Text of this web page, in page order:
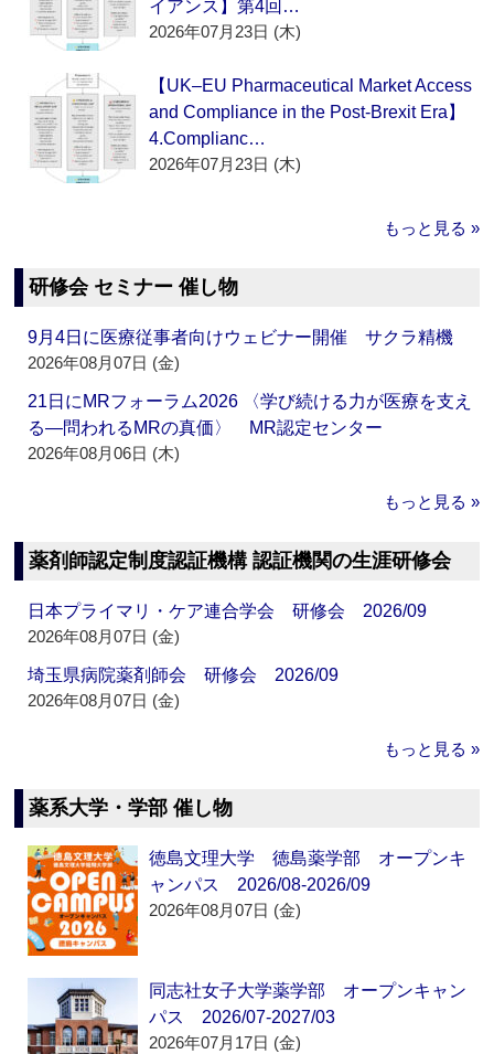
イアンス】第4回…
2026年07月23日 (木)
【UK–EU Pharmaceutical Market Access
and Compliance in the Post-Brexit Era】
4.Complianc…
2026年07月23日 (木)
もっと見る »
研修会 セミナー 催し物
9月4日に医療従事者向けウェビナー開催 サクラ精機
2026年08月07日 (金)
21日にMRフォーラム2026 〈学び続ける力が医療を支え
る―問われるMRの真価〉 MR認定センター
2026年08月06日 (木)
もっと見る »
薬剤師認定制度認証機構 認証機関の生涯研修会
日本プライマリ・ケア連合学会 研修会 2026/09
2026年08月07日 (金)
埼玉県病院薬剤師会 研修会 2026/09
2026年08月07日 (金)
もっと見る »
薬系大学・学部 催し物
徳島文理大学 徳島薬学部 オープンキ
ャンパス 2026/08-2026/09
2026年08月07日 (金)
同志社女子大学薬学部 オープンキャン
パス 2026/07-2027/03
2026年07月17日 (金)